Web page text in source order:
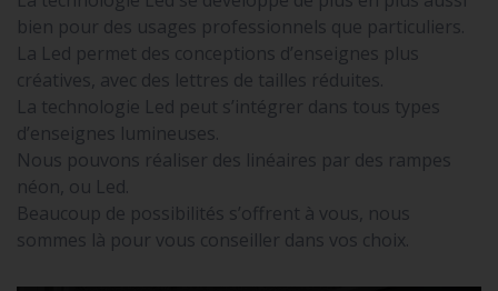
bien pour des usages professionnels que particuliers.
La Led permet des conceptions d’enseignes plus
créatives, avec des lettres de tailles réduites.
La technologie Led peut s’intégrer dans tous types
d’enseignes lumineuses.
Nous pouvons réaliser des linéaires par des rampes
néon, ou Led.
Beaucoup de possibilités s’offrent à vous, nous
sommes là pour vous conseiller dans vos choix.